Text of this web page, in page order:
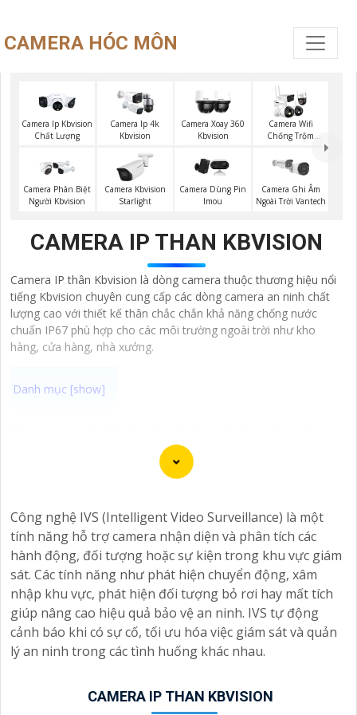
CAMERA HÓC MÔN
Camera Ip Kbvision
Chất Lượng
Camera Ip 4k
Kbvision
Camera Xoay 360
Kbvision
Camera Wifi
Chống Trộm
Camera Phân Biệt
Người Kbvision
Camera Kbvision
Starlight
Camera Dùng Pin
Imou
Camera Ghi Âm
Ngoài Trời Vantech
CAMERA IP THAN KBVISION
Camera IP thân Kbvision là dòng camera thuộc thương hiệu nổi
tiếng Kbvision chuyên cung cấp các dòng camera an ninh chất
lượng cao với thiết kế thân chắc chắn khả năng chống nước
chuẩn IP67 phù hợp cho các môi trường ngoài trời như kho
hàng, cửa hàng, nhà xưởng.
mua Camera Kbvision với chiết khấu cao và giải pháp
phù hợp trong ngữ cảnh của một đại lý công nghệ:
với chiết khấu hấp dẫn? Hãy đến với chúng tôi để nhận
ưu đãi đặc biệt và được tư vấn về giải pháp chính xác
nhất cho nhu cầu an ninh của bạn!"
️🏅️2:"Bạn muốn mua Camera Kbvision với giá ưu đãi và
giải pháp phù hợp? Liên hệ ngay với chúng tôi để được
hỗ trợ tốt nhất từ đội ngũ chuyên gia có kinh nghiệm!"
️🥈3: "Chúng tôi cam kết cung cấp Camera Kbvision
chính hãng với chiết khấu cao nhất trên thị trường. Hãy
đến với chúng tôi để trải nghiệm dịch vụ tốt nhất và
ninh cần thiết!"
Công nghệ IVS (Intelligent Video Surveillance) là một
tính năng hỗ trợ camera nhận diện và phân tích các
hành động, đối tượng hoặc sự kiện trong khu vực giám
sát. Các tính năng như phát hiện chuyển động, xâm
nhập khu vực, phát hiện đối tượng bỏ rơi hay mất tích
giúp nâng cao hiệu quả bảo vệ an ninh. IVS tự động
cảnh báo khi có sự cố, tối ưu hóa việc giám sát và quản
lý an ninh trong các tình huống khác nhau.
CAMERA IP THAN KBVISION